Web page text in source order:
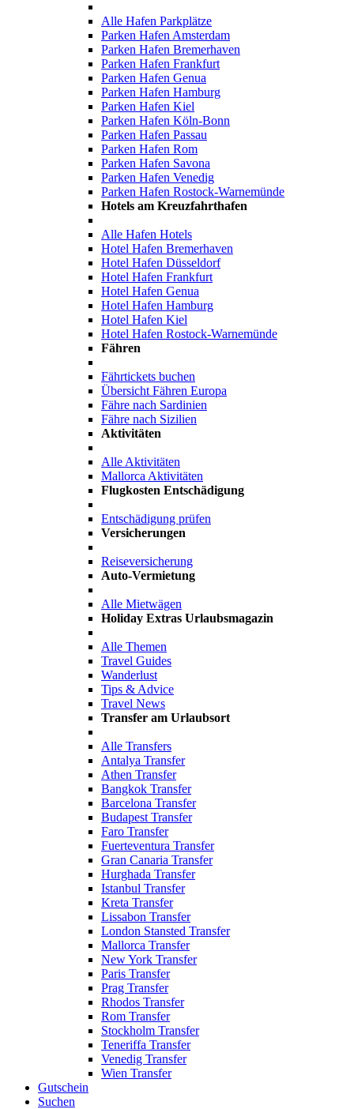
Alle Hafen Parkplätze
Parken Hafen Amsterdam
Parken Hafen Bremerhaven
Parken Hafen Frankfurt
Parken Hafen Genua
Parken Hafen Hamburg
Parken Hafen Kiel
Parken Hafen Köln-Bonn
Parken Hafen Passau
Parken Hafen Rom
Parken Hafen Savona
Parken Hafen Venedig
Parken Hafen Rostock-Warnemünde
Hotels am Kreuzfahrthafen
Alle Hafen Hotels
Hotel Hafen Bremerhaven
Hotel Hafen Düsseldorf
Hotel Hafen Frankfurt
Hotel Hafen Genua
Hotel Hafen Hamburg
Hotel Hafen Kiel
Hotel Hafen Rostock-Warnemünde
Fähren
Fährtickets buchen
Übersicht Fähren Europa
Fähre nach Sardinien
Fähre nach Sizilien
Aktivitäten
Alle Aktivitäten
Mallorca Aktivitäten
Flugkosten Entschädigung
Entschädigung prüfen
Versicherungen
Reiseversicherung
Auto-Vermietung
Alle Mietwägen
Holiday Extras Urlaubsmagazin
Alle Themen
Travel Guides
Wanderlust
Tips & Advice
Travel News
Transfer am Urlaubsort
Alle Transfers
Antalya Transfer
Athen Transfer
Bangkok Transfer
Barcelona Transfer
Budapest Transfer
Faro Transfer
Fuerteventura Transfer
Gran Canaria Transfer
Hurghada Transfer
Istanbul Transfer
Kreta Transfer
Lissabon Transfer
London Stansted Transfer
Mallorca Transfer
New York Transfer
Paris Transfer
Prag Transfer
Rhodos Transfer
Rom Transfer
Stockholm Transfer
Teneriffa Transfer
Venedig Transfer
Wien Transfer
Gutschein
Suchen